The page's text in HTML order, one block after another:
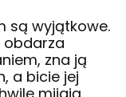
są wyjątkowe.
obdarza
zna ją
a bicie jej